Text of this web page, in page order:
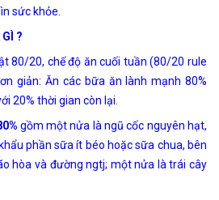
sức khỏe.
?
80/20, chế độ ăn cuối tuần (80/20 rule
giản: Ăn các bữa ăn lành mạnh 80%
20% thời gian còn lại.
gồm một nửa là ngũ cốc nguyên hạt,
phần sữa ít béo hoặc sữa chua, bên
hòa và đường ngtj; một nửa là trái cây